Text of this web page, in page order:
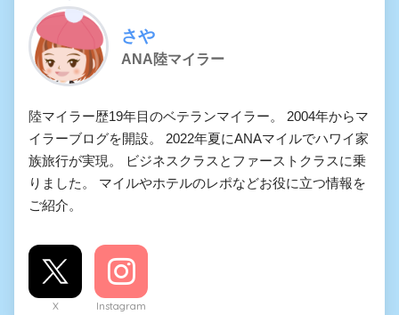
さや
ANA陸マイラー
陸マイラー歴19年目のベテランマイラー。 2004年からマ
イラーブログを開設。 2022年夏にANAマイルでハワイ家
族旅行が実現。 ビジネスクラスとファーストクラスに乗
りました。 マイルやホテルのレポなどお役に立つ情報を
ご紹介。
X Instagram